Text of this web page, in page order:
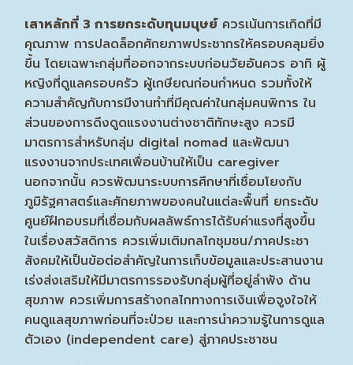
เสาหลักที่ 3 การยกระดับทุนมนุษย์ควรเน้นการเกิดที่มี
คุณภาพ การปลดล็อกศักยภาพประชากรให้ครอบคลุมยิ่ง
ขึ้น โดยเฉพาะกลุ่มที่ออกจากระบบก่อนวัยอันควร อาทิ ผู้
หญิงที่ดูแลครอบครัว ผู้เกษียณก่อนกำหนด รวมทั้งให้
ความสำคัญกับการมีงานทำที่มีคุณค่าในกลุ่มคนพิการ ใน
ส่วนของการดึงดูดแรงงานต่างชาติทักษะสูง ควรมี
มาตรการสำหรับกลุ่ม digital nomad และพัฒนา
แรงงานจากประเทศเพื่อนบ้านให้เป็น caregiver
นอกจากนั้น ควรพัฒนาระบบการศึกษาที่เชื่อมโยงกับ
ภูมิรัฐศาสตร์และศักยภาพของคนในแต่ละพื้นที่ ยกระดับ
ศูนย์ฝึกอบรมที่เชื่อมกับผลลัพธ์การได้รับค่าแรงที่สูงขึ้น
ในเรื่องสวัสดิการ ควรเพิ่มเติมกลไกชุมชน/ภาคประชา
สังคมให้เป็นข้อต่อสำคัญในการเก็บข้อมูลและประสานงาน
เร่งส่งเสริมให้มีมาตรการรองรับกลุ่มผู้ที่อยู่ลำพัง ด้าน
สุขภาพ ควรเพิ่มการสร้างกลไกทางการเงินเพื่อจูงใจให้
คนดูแลสุขภาพก่อนที่จะป่วย และการนำความรู้ในการดูแล
ตัวเอง (independent care) สู่ภาคประชาชน